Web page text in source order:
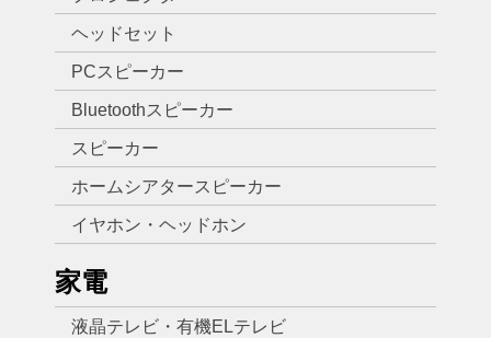
ヘッドセット
PCスピーカー
Bluetoothスピーカー
スピーカー
ホームシアタースピーカー
イヤホン・ヘッドホン
家電
液晶テレビ・有機ELテレビ